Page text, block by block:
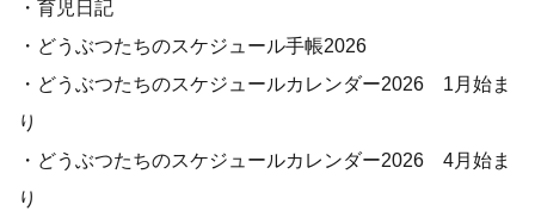
・育児日記
・どうぶつたちのスケジュール手帳2026
・どうぶつたちのスケジュールカレンダー2026 1月始ま
り
・どうぶつたちのスケジュールカレンダー2026 4月始ま
り